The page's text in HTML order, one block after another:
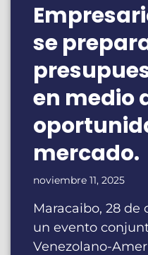
se
en medio
mercado.
noviembre 11, 2025
Maracaibo, 28
un evento
Venezolano-